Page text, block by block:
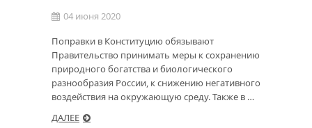
04 июня 2020
Поправки в Конституцию обязывают
Правительство принимать меры к сохранению
природного богатства и биологического
разнообразия России, к снижению негативного
воздействия на окружающую среду. Также в …
ДАЛЕЕ